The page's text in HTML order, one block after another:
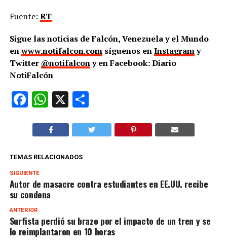
Fuente: RT
Sigue las noticias de Falcón, Venezuela y el Mundo
enwww.notifalcon.comsíguenos enInstagramy
Twitter @notifalcony en Facebook: Diario
NotiFalcón
Facebook
WhatsApp
X Compartir
TEMAS RELACIONADOS
SIGUIENTE
Autor de masacre contra estudiantes en EE.UU. recibe
su condena
ANTERIOR
Surfista perdió su brazo por el impacto de un tren y se
lo reimplantaron en 10 horas